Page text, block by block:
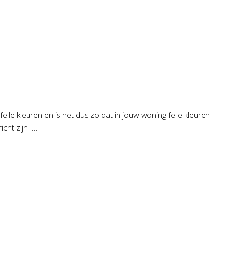
kleuren en is het dus zo dat in jouw woning felle kleuren
zijn […]